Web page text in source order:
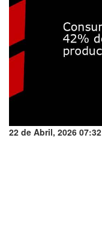
22 de Abril, 2026 07:32